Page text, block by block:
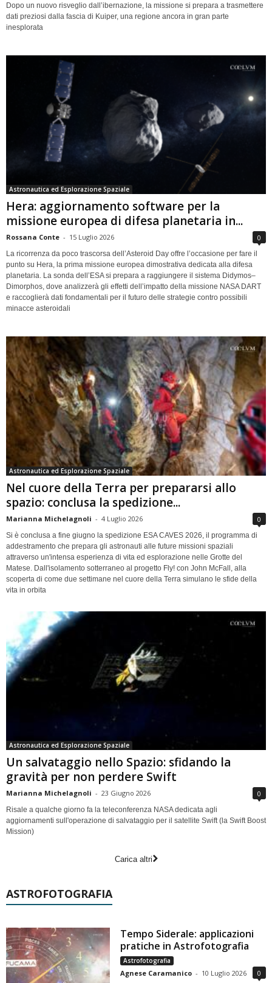
Dopo un nuovo risveglio dall’ibernazione, la missione si prepara a trasmettere
dati preziosi dalla fascia di Kuiper, una regione ancora in gran parte
inesplorata
Astronautica ed Esplorazione Spaziale
Hera: aggiornamento software per la
missione europea di difesa planetaria in...
Rossana Conte - 15 Luglio 2026 0
La ricorrenza da poco trascorsa dell’Asteroid Day offre l’occasione per fare il
punto su Hera, la prima missione europea dimostrativa dedicata alla difesa
planetaria. La sonda dell’ESA si prepara a raggiungere il sistema Didymos–
Dimorphos, dove analizzerà gli effetti dell’impatto della missione NASA DART
e raccoglierà dati fondamentali per il futuro delle strategie contro possibili
minacce asteroidali
Astronautica ed Esplorazione Spaziale
Nel cuore della Terra per prepararsi allo
spazio: conclusa la spedizione...
Marianna Michelagnoli - 4 Luglio 2026 0
Si è conclusa a fine giugno la spedizione ESA CAVES 2026, il programma di
addestramento che prepara gli astronauti alle future missioni spaziali
attraverso un'intensa esperienza di vita ed esplorazione nelle Grotte del
Matese. Dall'isolamento sotterraneo al progetto Fly! con John McFall, alla
scoperta di come due settimane nel cuore della Terra simulano le sfide della
vita in orbita
Astronautica ed Esplorazione Spaziale
Un salvataggio nello Spazio: sfidando la
gravità per non perdere Swift
Marianna Michelagnoli - 23 Giugno 2026 0
Risale a qualche giorno fa la teleconferenza NASA dedicata agli
aggiornamenti sull'operazione di salvataggio per il satellite Swift (la Swift Boost
Mission)
Carica altri
ASTROFOTOGRAFIA
Tempo Siderale: applicazioni
pratiche in Astrofotografia
Astrofotografia
Agnese Caramanico - 10 Luglio 2026 0